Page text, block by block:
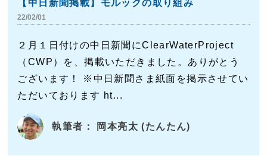
【中日新聞掲載】モルックの取り組み
22/02/01
２月１日付けの中日新聞にClearWaterProject
（CWP）を、掲載いただきました。ありがとう
ございます！ ※中日新聞さま紙面を掲示させてい
ただいております ht...
執筆者： 岡本亮太 (たんたん)